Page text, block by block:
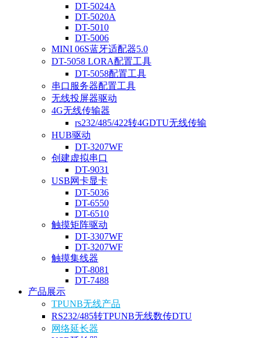
DT-5024A
DT-5020A
DT-5010
DT-5006
MINI 06S蓝牙适配器5.0
DT-5058 LORA配置工具
DT-5058配置工具
串口服务器配置工具
无线投屏器驱动
4G无线传输器
rs232/485/422转4GDTU无线传输
HUB驱动
DT-3207WF
创建虚拟串口
DT-9031
USB网卡显卡
DT-5036
DT-6550
DT-6510
触摸矩阵驱动
DT-3307WF
DT-3207WF
触摸集线器
DT-8081
DT-7488
产品展示
TPUNB无线产品
RS232/485转TPUNB无线数传DTU
网络延长器